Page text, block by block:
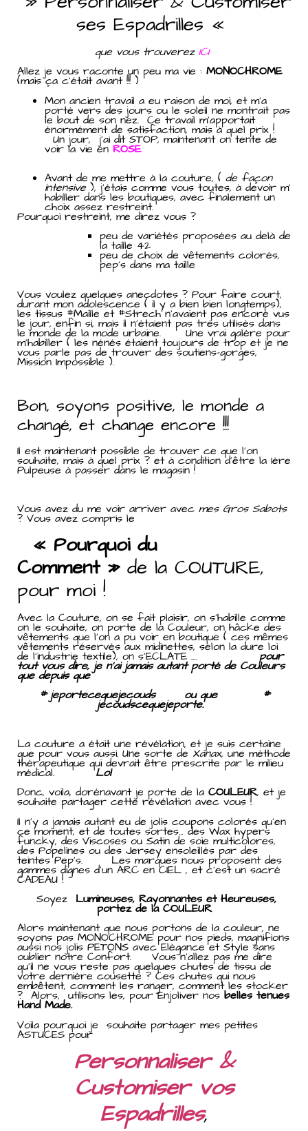
ses Espadrilles «
que vous trouverez ICI
Allez je vous raconte un peu ma vie : MONOCHROME
(mais ça c’était avant !!! )
Mon ancien travail a eu raison de moi, et m’a
porté vers des jours ou le soleil ne montrait pas
le bout de son nez. Ce travail m’apportait
énormément de satisfaction, mais à quel prix !
Un jour, j’ai dit STOP, maintenant on tente de
voir la vie en ROSE
Avant de me mettre à la couture, ( de façon
intensive), j’étais comme vous toutes, à devoir m’
habiller dans les boutiques, avec finalement un
choix assez restreint.
Pourquoi restreint, me direz vous ?
peu de variétés proposées au delà de
la taille 42
peu de choix de vêtements colorés,
pep’s dans ma taille
Vous voulez quelques anecdotes ? Pour faire court,
durant mon adolescence ( il y a bien bien longtemps),
les tissus #Maille et #Strech n’avaient pas encore vus
le jour, enfin si, mais il n’étaient pas très utilisés dans
le monde de la mode urbaine. Une vrai galère pour
m’habiller ( les nénés étaient toujours de trop et je ne
vous parle pas de trouver des soutiens-gorges,
Mission Impossible ).
Bon, soyons positive, le monde a
changé, et change encore !!!
Il est maintenant possible de trouver ce que l’on
souhaite, mais à quel prix ? et à condition d’être la 1ère
Pulpeuse à passer dans le magasin !
Vous avez du me voir arriver avec mes Gros Sabots
? Vous avez compris le
« Pourquoi du
Comment »de la COUTURE,
pour moi !
Avec la Couture, on se fait plaisir, on s’habille comme
on le souhaite, on porte de la Couleur, on hâcke des
vêtements que l’on a pu voir en boutique ( ces mêmes
vêtements réservés aux midinettes, selon la dure loi
de l’industrie textile), on s’ECLATE …. pour
tout vous dire, je n’ai jamais autant porté de Couleurs
que depuis que
# jeportecequejecouds ou que #
jecoudscequejeporte.
La couture a était une révélation, et je suis certaine
que pour vous aussi. Une sorte de Xanax, une méthode
thérapeutique qui devrait être prescrite par le milieu
médical.
Lol
Donc, voila, dorénavant je porte de la COULEUR, et je
souhaite partager cette révélation avec vous !
Il n’y a jamais autant eu de jolis coupons colorés qu’en
ce moment, et de toutes sortes… des Wax hypers
funcky, des Viscoses ou Satin de soie multicolores,
des Popelines ou des Jersey ensoleillés par des
teintes Pep’s. Les marques nous proposent des
gammes dignes d’un ARC en CIEL , et c’est un sacré
CADEAU !
Soyez Lumineuses, Rayonnantes et Heureuses,
portez de la COULEUR
Alors maintenant que nous portons de la couleur, ne
soyons pas MONOCHROME pour nos pieds, magnifions
aussi nos jolis PETONS avec Elègance et Style sans
oublier notre Confort. Vous n’allez pas me dire
qu’il ne vous reste pas quelques chutes de tissu de
votre dernière cousette ? Ces chutes qui nous
embêtent, comment les ranger, comment les stocker
? Alors, utilisons les, pour Enjoliver nos belles tenues
Hand Made.
Voila pourquoi je souhaite partager mes petites
ASTUCES pour
Personnaliser &
Customiser vos
Espadrilles,